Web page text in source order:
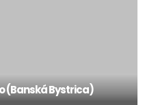
(Banská Bystrica)